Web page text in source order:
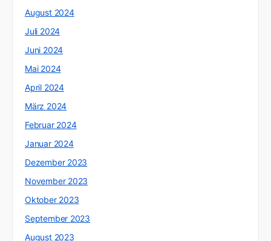
August 2024
Juli 2024
Juni 2024
Mai 2024
April 2024
März 2024
Februar 2024
Januar 2024
Dezember 2023
November 2023
Oktober 2023
September 2023
August 2023